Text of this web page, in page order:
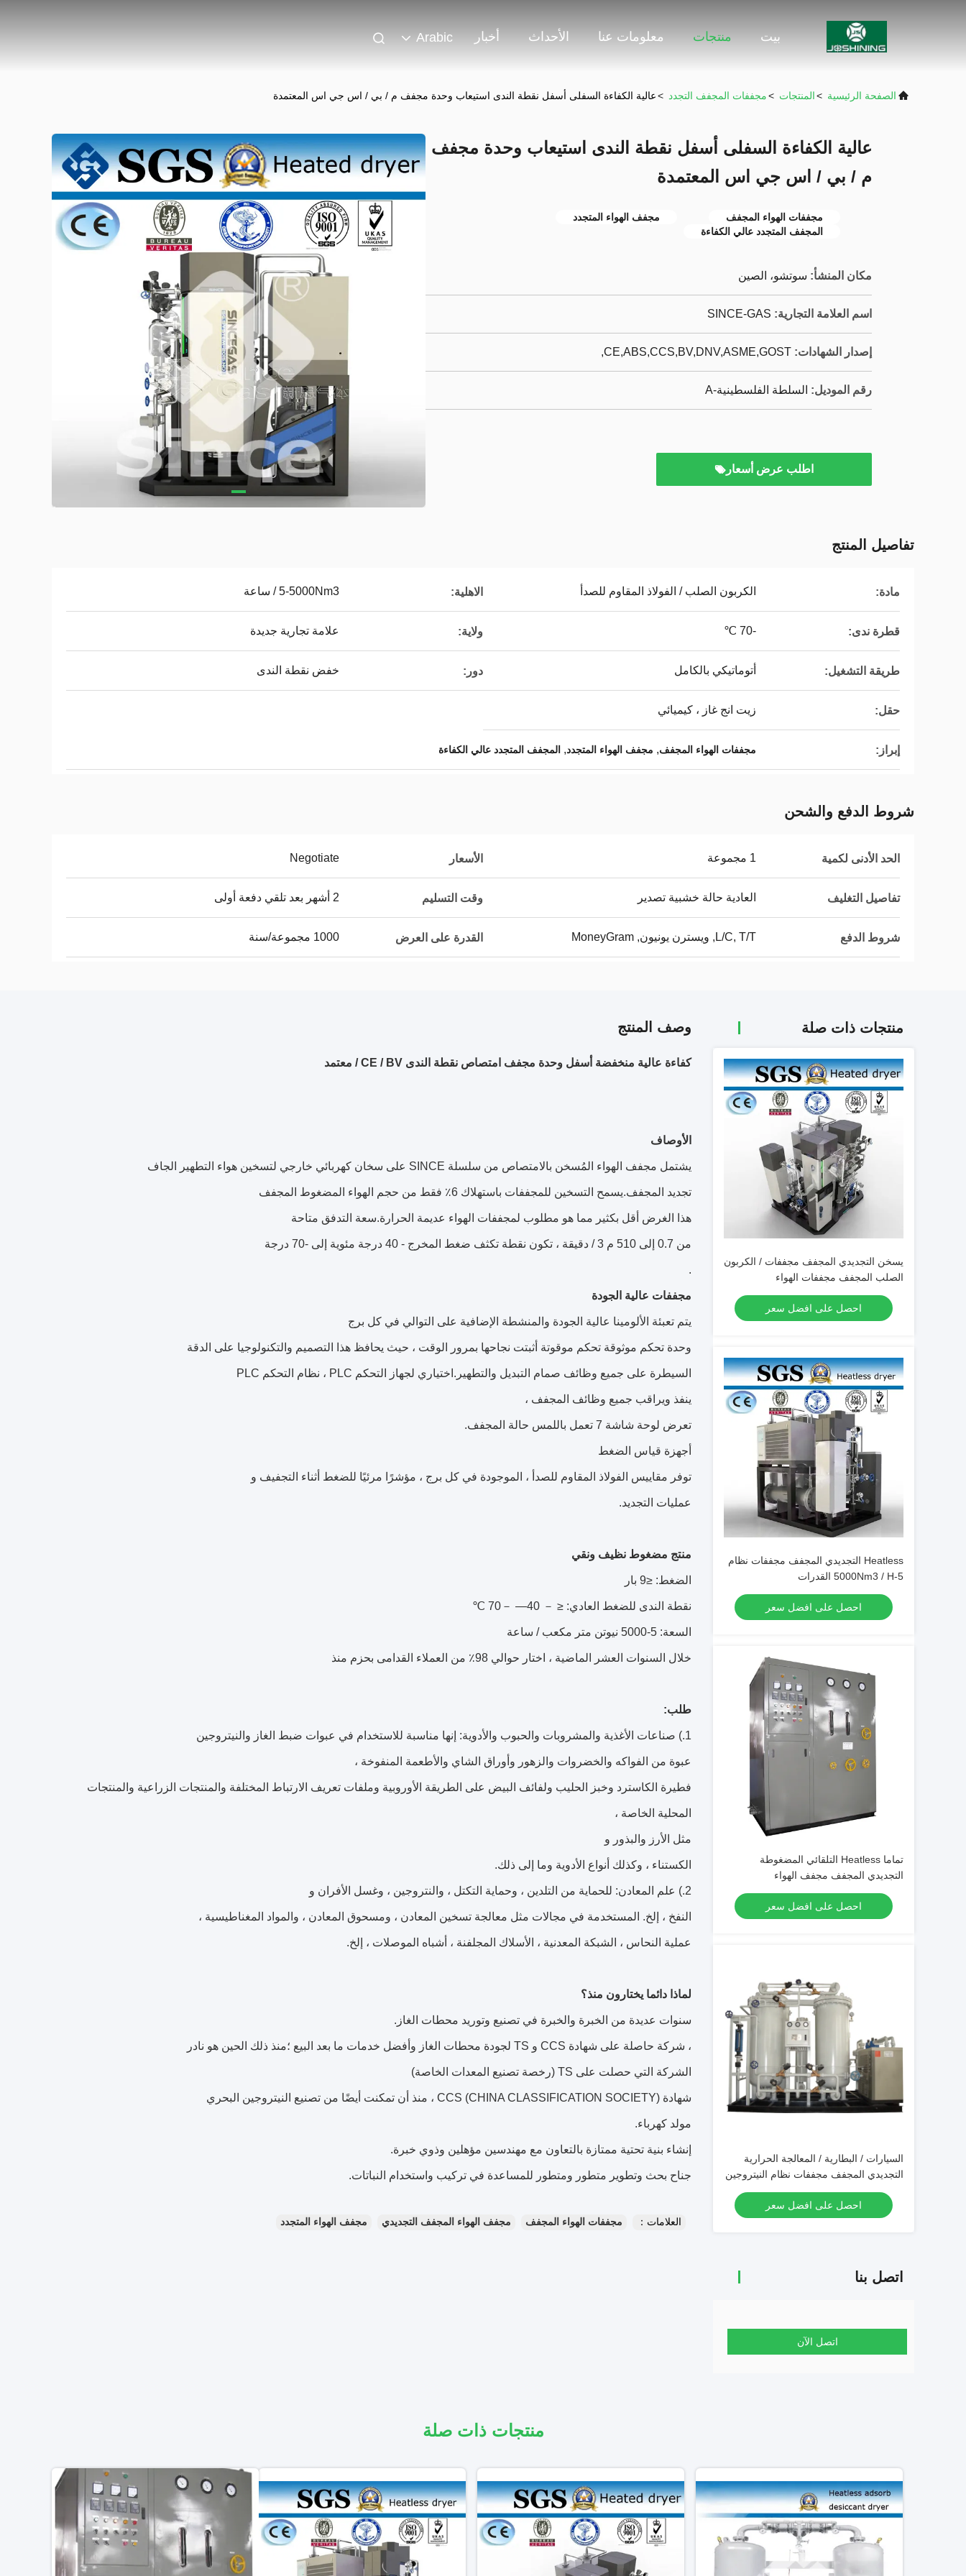
بيت منتجات معلومات عنا الأحداث أخبار Arabic
الصفحة الرئيسية >المنتجات >مجففات المجفف التجدد >عالية الكفاءة السفلى أسفل نقطة الندى استيعاب وحدة مجفف م / بي / اس جي اس المعتمدة
عالية الكفاءة السفلى أسفل نقطة الندى استيعاب وحدة مجفف
م / بي / اس جي اس المعتمدة
مجففات الهواء المجفف
مجفف الهواء المتجدد
المجفف المتجدد عالي الكفاءة
مكان المنشأ: سوتشو، الصين
اسم العلامة التجارية: SINCE-GAS
إصدار الشهادات: CE,ABS,CCS,BV,DNV,ASME,GOST,
رقم الموديل: السلطة الفلسطينية-A
اطلب عرض أسعار
تفاصيل المنتج
مادة: الكربون الصلب / الفولاذ المقاوم للصدأ الاهلية: 5-5000Nm3 / ساعة
قطرة ندى: -70 ℃ ولاية: علامة تجارية جديدة
طريقة التشغيل: أتوماتيكي بالكامل دور: خفض نقطة الندى
حقل: زيت انج غاز ، كيميائي
إبراز: مجففات الهواء المجفف, مجفف الهواء المتجدد, المجفف المتجدد عالي الكفاءة
شروط الدفع والشحن
الحد الأدنى لكمية 1 مجموعة الأسعار Negotiate
تفاصيل التغليف العادية حالة خشبية تصدير وقت التسليم 2 أشهر بعد تلقي دفعة أولى
شروط الدفع L/C, T/T, ويسترن يونيون, MoneyGram القدرة على العرض 1000 مجموعة/سنة
منتجات ذات صلة
يسخن التجديدي المجفف مجففات / الكربون
الصلب المجفف مجففات الهواء
احصل على افضل سعر
Heatless التجديدي المجفف مجففات نظام
5-5000Nm3 / H القدرات
احصل على افضل سعر
تماما Heatless التلقائي المضغوطة
التجديدي المجفف مجفف الهواء
احصل على افضل سعر
السيارات / البطارية / المعالجة الحرارية
التجديدي المجفف مجففات نظام النيتروجين
احصل على افضل سعر
اتصل بنا
اتصل الآن
وصف المنتج
كفاءة عالية منخفضة أسفل وحدة مجفف امتصاص نقطة الندى CE / BV / معتمد
الأوصاف
يشتمل مجفف الهواء المُسخن بالامتصاص من سلسلة SINCE على سخان كهربائي خارجي لتسخين هواء التطهير الجاف
تجديد المجفف.يسمح التسخين للمجففات باستهلاك 6٪ فقط من حجم الهواء المضغوط المجفف
هذا الغرض أقل بكثير مما هو مطلوب لمجففات الهواء عديمة الحرارة.سعة التدفق متاحة
من 0.7 إلى 510 م 3 / دقيقة ، تكون نقطة تكثف ضغط المخرج - 40 درجة مئوية إلى -70 درجة
.
مجففات عالية الجودة
يتم تعبئة الألومينا عالية الجودة والمنشطة الإضافية على التوالي في كل برج
وحدة تحكم موثوقة تحكم موقوتة أثبتت نجاحها بمرور الوقت ، حيث يحافظ هذا التصميم والتكنولوجيا على الدقة
السيطرة على جميع وظائف صمام التبديل والتطهير.اختياري لجهاز التحكم PLC ، نظام التحكم PLC
ينفذ ويراقب جميع وظائف المجفف ،
تعرض لوحة شاشة 7 تعمل باللمس حالة المجفف.
أجهزة قياس الضغط
توفر مقاييس الفولاذ المقاوم للصدأ ، الموجودة في كل برج ، مؤشرًا مرئيًا للضغط أثناء التجفيف و
عمليات التجديد.
منتج مضغوط نظيف ونقي
الضغط: ≤9 بار
نقطة الندى للضغط العادي: ≤ － 40— －70 ℃
السعة: 5-5000 نيوتن متر مكعب / ساعة
خلال السنوات العشر الماضية ، اختار حوالي 98٪ من العملاء القدامى بحزم منذ
طلب:
1.) صناعات الأغذية والمشروبات والحبوب والأدوية: إنها مناسبة للاستخدام في عبوات ضبط الغاز والنيتروجين
عبوة من الفواكه والخضروات والزهور وأوراق الشاي والأطعمة المنفوخة ،
فطيرة الكاسترد وخبز الحليب ولفائف البيض على الطريقة الأوروبية وملفات تعريف الارتباط المختلفة والمنتجات الزراعية والمنتجات
المحلية الخاصة ،
مثل الأرز والبذور و
الكستناء ، وكذلك أنواع الأدوية وما إلى ذلك.
2.) علم المعادن: للحماية من التلدين ، وحماية التكتل ، والنتروجين ، وغسل الأفران و
النفخ ، إلخ. المستخدمة في مجالات مثل معالجة تسخين المعادن ، ومسحوق المعادن ، والمواد المغناطيسية ،
عملية النحاس ، الشبكة المعدنية ، الأسلاك المجلفنة ، أشباه الموصلات ، إلخ.
لماذا دائما يختارون منذ؟
سنوات عديدة من الخبرة والخبرة في تصنيع وتوريد محطات الغاز.
، شركة حاصلة على شهادة CCS و TS لجودة محطات الغاز وأفضل خدمات ما بعد البيع ؛منذ ذلك الحين هو نادر
الشركة التي حصلت على TS (رخصة تصنيع المعدات الخاصة)
شهادة CCS (CHINA CLASSIFICATION SOCIETY) ، منذ أن تمكنت أيضًا من تصنيع النيتروجين البحري
مولد كهرباء.
إنشاء بنية تحتية ممتازة بالتعاون مع مهندسين مؤهلين وذوي خبرة.
جناح بحث وتطوير متطور ومتطور للمساعدة في تركيب واستخدام النباتات.
العلامات： مجففات الهواء المجفف مجفف الهواء المجفف التجديدي مجفف الهواء المتجدد
منتجات ذات صلة